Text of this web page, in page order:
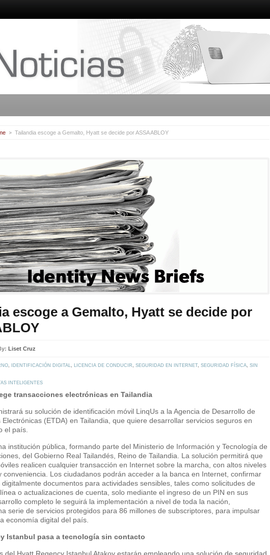
Tailandia escoge a Gemalto, Hyatt se decide por ASSA ABLOY
escoge a Gemalto, Hyatt se decide por
Liset Cruz
, IDENTIFICACIÓN DIGITAL, LICENCIA DE CONDUCIR, SEGURIDAD EN INTERNET, SEGURIDAD FÍSICA, SIN
INTELIGENTES
transacciones electrónicas en Tailandia
su solución de identificación móvil LinqUs a la Agencia de Desarrollo de
Electrónicas (ETDA) en Tailandia, que quiere desarrollar servicios seguros en
el país.
institución pública, formando parte del Ministerio de Información y Tecnología de
del Gobierno Real Tailandés, Reino de Tailandia. La solución permitirá que
realicen cualquier transacción en Internet sobre la marcha, con altos niveles
conveniencia. Los ciudadanos podrán acceder a la banca en Internet, confirmar
documentos para actividades sensibles, tales como solicitudes de
o actualizaciones de cuenta, solo mediante el ingreso de un PIN en sus
completo le seguirá la implementación a nivel de toda la nación,
serie de servicios protegidos para 86 millones de subscriptores, para impulsar
economía digital del país.
Istanbul pasa a tecnología sin contacto